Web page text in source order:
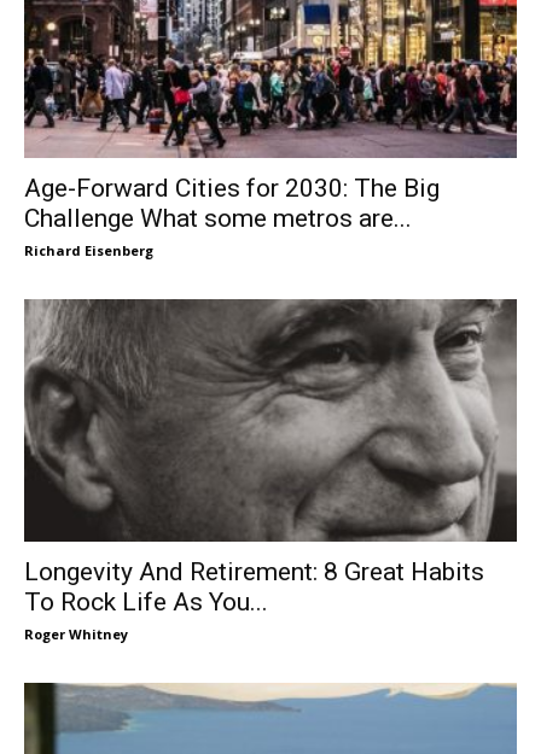
Age-Forward Cities for 2030: The Big
Challenge What some metros are...
Richard Eisenberg
Longevity And Retirement: 8 Great Habits
To Rock Life As You...
Roger Whitney